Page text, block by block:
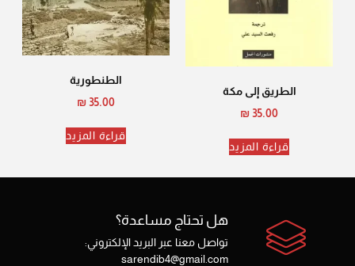
الطريق إلى مكة
₪35.00
قراءة المزيد
الطنطورية
₪35.00
قراءة المزيد
هل تحتاج مساعدة؟
تواصل معنا عبر البريد الإلكتروني:
sarendib4@gmail.com